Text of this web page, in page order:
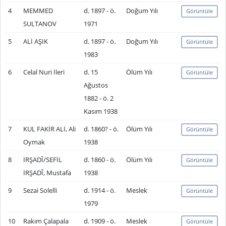
4
MEMMED
SULTANOV
d. 1897 - ö.
1971
Doğum Yılı Görüntüle
5 ALİ AŞIK
d. 1897 - ö.
1983
Doğum Yılı Görüntüle
6 Celal Nuri İleri
d. 15
Ağustos
1882 - ö. 2
Kasım 1938
Ölüm Yılı Görüntüle
7
KUL FAKİR ALİ, Ali
Oymak
d. 1860? - ö.
1938
Ölüm Yılı Görüntüle
8
İRŞADÎ/SEFİL
İRŞADÎ, Mustafa
d. 1860 - ö.
1938
Ölüm Yılı Görüntüle
9 Sezai Solelli
d. 1914 - ö.
1979
Meslek Görüntüle
10 Rakım Çalapala
d. 1909 - ö.
Meslek Görüntüle